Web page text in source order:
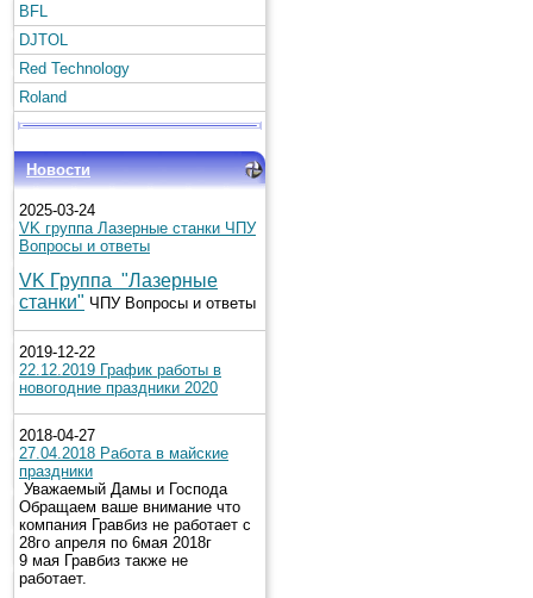
BFL
DJTOL
Red Technology
Roland
Новости
2025-03-24
VK группа Лазерные станки ЧПУ
Вопросы и ответы
VK Группа "Лазерные
станки" ЧПУ Вопросы и ответы
2019-12-22
22.12.2019 График работы в
новогодние праздники 2020
2018-04-27
27.04.2018 Работа в майские
праздники
Уважаемый Дамы и Господа
Обращаем ваше внимание что
компания Гравбиз не работает с
28го апреля по 6мая 2018г
9 мая Гравбиз также не
работает.